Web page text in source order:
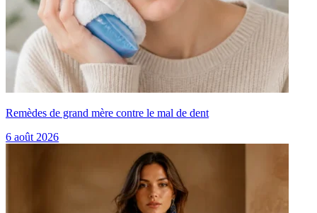
Remèdes de grand mère contre le mal de dent
6 août 2026